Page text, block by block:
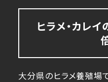
ヒラメ・カレ
大分県のヒラメ養殖場